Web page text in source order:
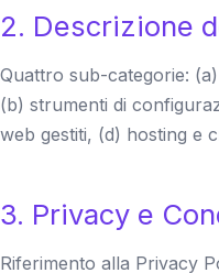
2. Descrizione
Quattro sub-categorie:
(b) strumenti di
web gestiti, (d) hosting e
3. Privacy e
Riferimento alla Privacy